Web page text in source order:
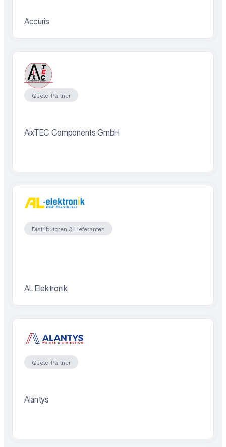
Accuris
Quote-Partner
AixTEC Components GmbH
Distributoren & Lieferanten
AL Elektronik
Quote-Partner
Alantys